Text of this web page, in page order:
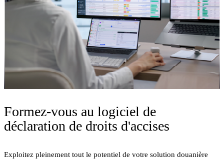
Formez-vous au logiciel de
déclaration de droits d'accises
Exploitez pleinement tout le potentiel de votre solution douanière